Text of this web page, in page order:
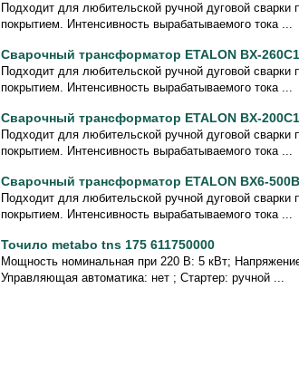
Подходит для любительской ручной дуговой
покрытием. Интенсивность вырабатываемого тока ...
Сварочный трансформатор ETALON BX-260C1
Подходит для любительской ручной дуговой
покрытием. Интенсивность вырабатываемого тока ...
Сварочный трансформатор ETALON BX-200C1
Подходит для любительской ручной дуговой
покрытием. Интенсивность вырабатываемого тока ...
Сварочный трансформатор ETALON BX6-500B
Подходит для любительской ручной дуговой
покрытием. Интенсивность вырабатываемого тока ...
Точило metabo tns 175 611750000
Мощность номинальная при 220 В: 5 кВт;
Управляющая автоматика: нет ; Стартер: ручной ...